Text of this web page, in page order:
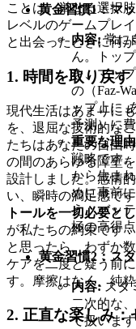
黄金習慣1：マ
内容:常に
ん。トッ
を、マッ
の（Faz-
ップ上に
予測）に
重要な理
戦略です
から生ま
めに事前
え、バッ
極の高得
黄金習慣2：ス
内容: スタ
二次的な
て扱いま
ことは、単なる選択
レベルのゲームプレ
と出会ったときに何
1. 時間を取り戻
現代生活はあまりに
を、退屈な技術的な
たちはあなたの自由
の間のあらゆる障壁
設計しました。感情
い、瞬時の満足感で
トールを一切必要と
が私たちの約束です：
と思ったら、わずか
ケアを二度と疑う前
す。摩擦はなく、純
2. 正直な楽しみ